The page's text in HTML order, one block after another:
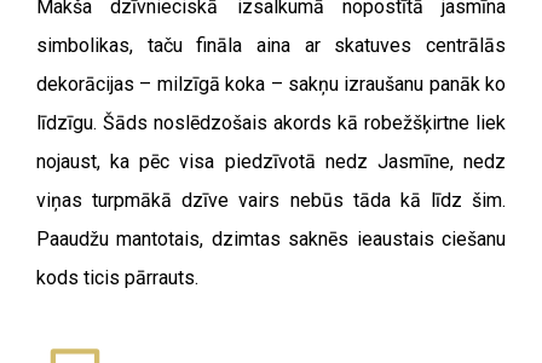
Makša dzīvnieciskā izsalkumā nopostītā jasmīna
simbolikas, taču fināla aina ar skatuves centrālās
dekorācijas – milzīgā koka – sakņu izraušanu panāk ko
līdzīgu. Šāds noslēdzošais akords kā robežšķirtne liek
nojaust, ka pēc visa piedzīvotā nedz Jasmīne, nedz
viņas turpmākā dzīve vairs nebūs tāda kā līdz šim.
Paaudžu mantotais, dzimtas saknēs ieaustais ciešanu
kods ticis pārrauts.